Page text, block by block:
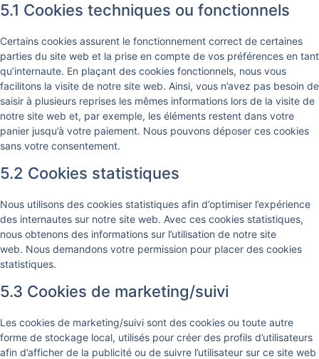
5.1 Cookies techniques ou fonctionnels
Certains cookies assurent le fonctionnement correct de certaines
parties du site web et la prise en compte de vos préférences en tant
qu’internaute. En plaçant des cookies fonctionnels, nous vous
facilitons la visite de notre site web. Ainsi, vous n’avez pas besoin de
saisir à plusieurs reprises les mêmes informations lors de la visite de
notre site web et, par exemple, les éléments restent dans votre
panier jusqu’à votre paiement. Nous pouvons déposer ces cookies
sans votre consentement.
5.2 Cookies statistiques
Nous utilisons des cookies statistiques afin d’optimiser l’expérience
des internautes sur notre site web. Avec ces cookies statistiques,
nous obtenons des informations sur l’utilisation de notre site
web. Nous demandons votre permission pour placer des cookies
statistiques.
5.3 Cookies de marketing/suivi
Les cookies de marketing/suivi sont des cookies ou toute autre
forme de stockage local, utilisés pour créer des profils d’utilisateurs
afin d’afficher de la publicité ou de suivre l’utilisateur sur ce site web